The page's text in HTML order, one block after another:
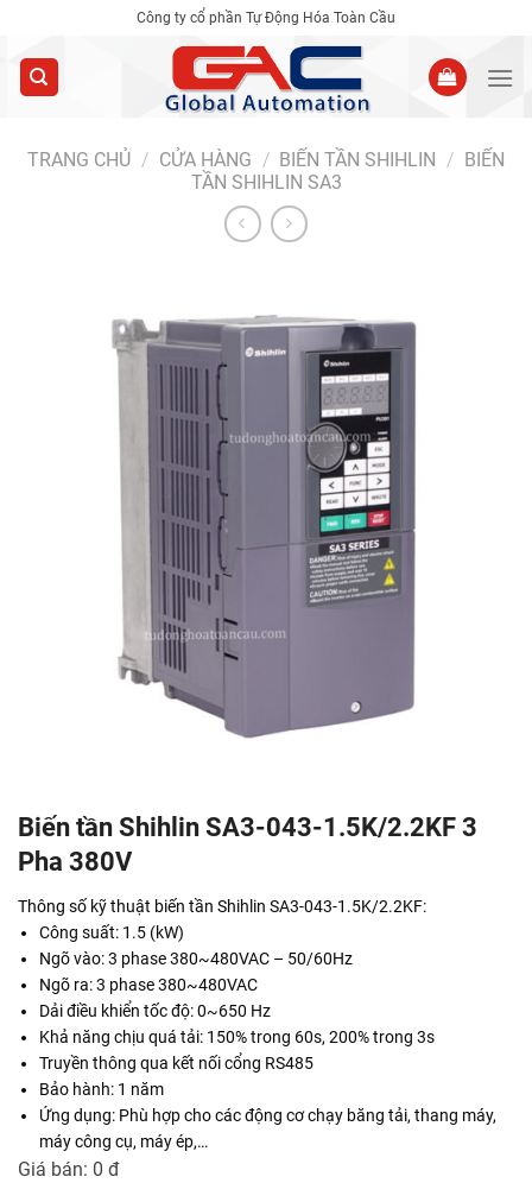
content
Công ty cổ phần Tự Động Hóa Toàn Cầu
TRANG CHỦ / CỬA HÀNG / BIẾN TẦN SHIHLIN / BIẾN
TẦN SHIHLIN SA3
Biến tần Shihlin SA3-043-1.5K/2.2KF 3
Pha 380V
Thông số kỹ thuật biến tần Shihlin SA3-043-1.5K/2.2KF:
Công suất: 1.5 (kW)
Ngõ vào: 3 phase 380~480VAC – 50/60Hz
Ngõ ra: 3 phase 380~480VAC
Dải điều khiển tốc độ: 0~650 Hz
Khả năng chịu quá tải: 150% trong 60s, 200% trong 3s
Truyền thông qua kết nối cổng RS485
Bảo hành: 1 năm
Ứng dụng: Phù hợp cho các động cơ chạy băng tải, thang máy,
máy công cụ, máy ép,…
Giá bán: 0 đ